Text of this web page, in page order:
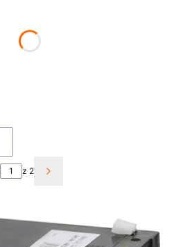
z 2 Następne produkty